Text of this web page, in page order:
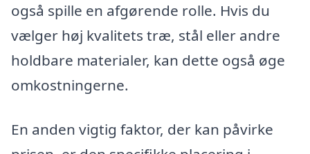
også spille en afgørende rolle. Hvis du
vælger høj kvalitets træ, stål eller andre
holdbare materialer, kan dette også øge
omkostningerne.
En anden vigtig faktor, der kan påvirke